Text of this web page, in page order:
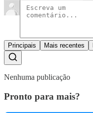
Principais Mais recentes
Nenhuma publicação
Pronto para mais?